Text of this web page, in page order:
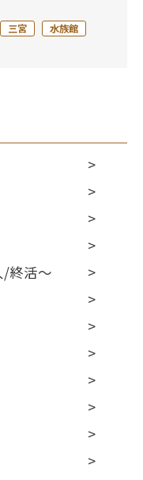
三宮 水族館
/終活～